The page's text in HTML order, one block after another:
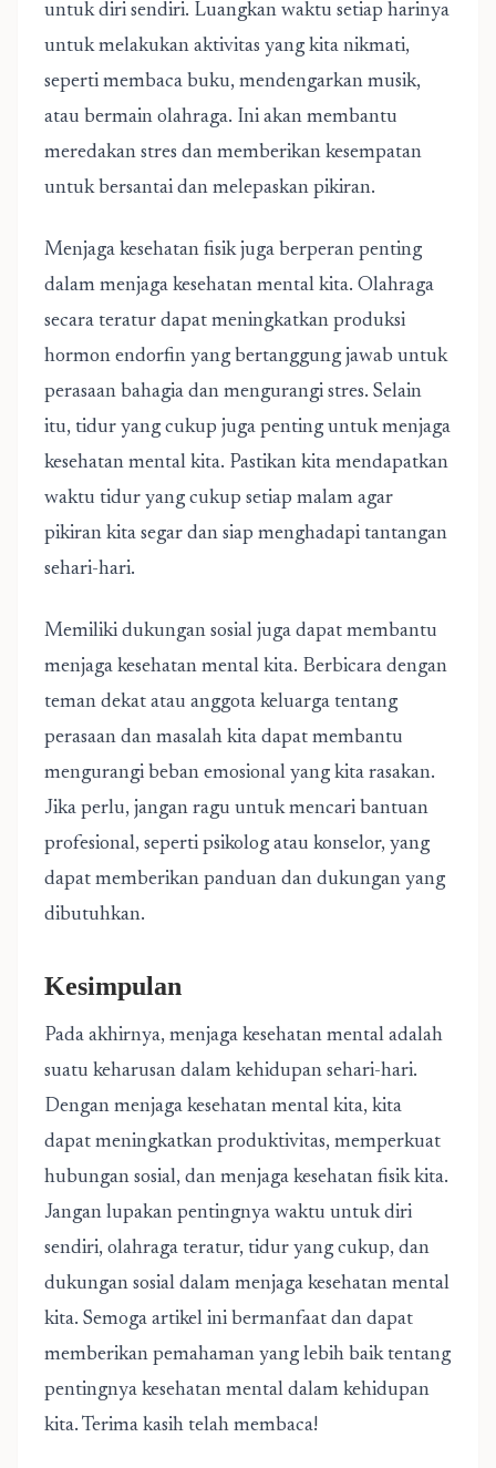
untuk diri sendiri. Luangkan waktu setiap harinya
untuk melakukan aktivitas yang kita nikmati,
seperti membaca buku, mendengarkan musik,
atau bermain olahraga. Ini akan membantu
meredakan stres dan memberikan kesempatan
untuk bersantai dan melepaskan pikiran.
Menjaga kesehatan fisik juga berperan penting
dalam menjaga kesehatan mental kita. Olahraga
secara teratur dapat meningkatkan produksi
hormon endorfin yang bertanggung jawab untuk
perasaan bahagia dan mengurangi stres. Selain
itu, tidur yang cukup juga penting untuk menjaga
kesehatan mental kita. Pastikan kita mendapatkan
waktu tidur yang cukup setiap malam agar
pikiran kita segar dan siap menghadapi tantangan
sehari-hari.
Memiliki dukungan sosial juga dapat membantu
menjaga kesehatan mental kita. Berbicara dengan
teman dekat atau anggota keluarga tentang
perasaan dan masalah kita dapat membantu
mengurangi beban emosional yang kita rasakan.
Jika perlu, jangan ragu untuk mencari bantuan
profesional, seperti psikolog atau konselor, yang
dapat memberikan panduan dan dukungan yang
dibutuhkan.
Kesimpulan
Pada akhirnya, menjaga kesehatan mental adalah
suatu keharusan dalam kehidupan sehari-hari.
Dengan menjaga kesehatan mental kita, kita
dapat meningkatkan produktivitas, memperkuat
hubungan sosial, dan menjaga kesehatan fisik kita.
Jangan lupakan pentingnya waktu untuk diri
sendiri, olahraga teratur, tidur yang cukup, dan
dukungan sosial dalam menjaga kesehatan mental
kita. Semoga artikel ini bermanfaat dan dapat
memberikan pemahaman yang lebih baik tentang
pentingnya kesehatan mental dalam kehidupan
kita. Terima kasih telah membaca!